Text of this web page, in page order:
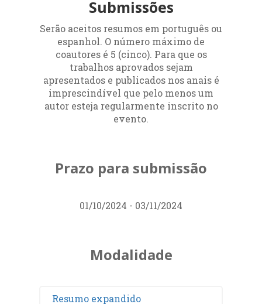
Submissões
Serão aceitos resumos em português ou
espanhol. O número máximo de
coautores é 5 (cinco). Para que os
trabalhos aprovados sejam
apresentados e publicados nos anais é
imprescindível que pelo menos um
autor esteja regularmente inscrito no
evento.
Prazo para submissão
01/10/2024 - 03/11/2024
Modalidade
Resumo expandido